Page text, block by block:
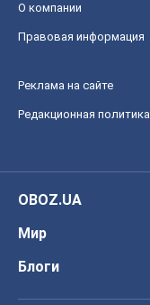
О компании
Правовая информация
Реклама на сайте
Редакционная политика
OBOZ.UA
Мир
Блоги